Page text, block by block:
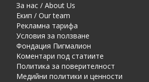
За нас / About Us
Екип / Our team
Рекламна тарифа
Условия за ползване
Фондация Пигмалион
Kоментaри под статиите
Политика за поверителност
Медийни политики и ценности